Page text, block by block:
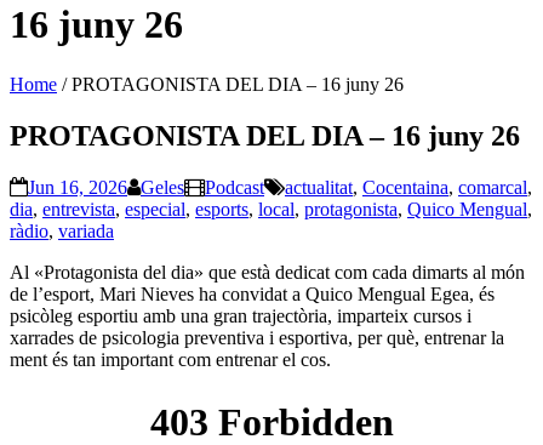
16 juny 26
Home /PROTAGONISTA DEL DIA – 16 juny 26
PROTAGONISTA DEL DIA – 16 juny 26
Jun 16, 2026 Geles Podcast actualitat, Cocentaina, comarcal,
dia, entrevista, especial, esports, local, protagonista, Quico Mengual,
ràdio, variada
Al «Protagonista del dia» que està dedicat com cada dimarts al món
de l’esport, Mari Nieves ha convidat a Quico Mengual Egea, és
psicòleg esportiu amb una gran trajectòria, imparteix cursos i
xarrades de psicologia preventiva i esportiva, per què, entrenar la
ment és tan important com entrenar el cos.